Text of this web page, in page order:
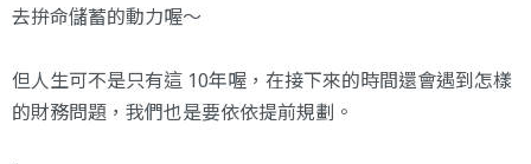
去拚命儲蓄的動力喔～
但人生可不是只有這 10年喔，在接下來的時間還會遇到怎樣
的財務問題，我們也是要依依提前規劃。